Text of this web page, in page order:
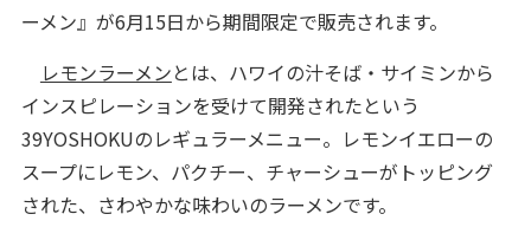
ーメン』が6月15日から期間限定で販売されます。
レモンラーメンとは、ハワイの汁そば・サイミンから
インスピレーションを受けて開発されたという
39YOSHOKUのレギュラーメニュー。レモンイエローの
スープにレモン、パクチー、チャーシューがトッピング
された、さわやかな味わいのラーメンです。